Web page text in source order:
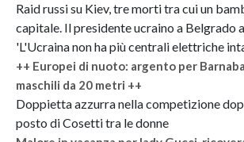
Raid russi su Kiev, tre morti tra cui un
capitale. Il presidente ucraino a Belgrado
'L'Ucraina non ha più centrali elettriche
++ Europei di nuoto: argento per
maschili da 20 metri ++
Doppietta azzurra nella competizione
posto di Cosetti tra le donne